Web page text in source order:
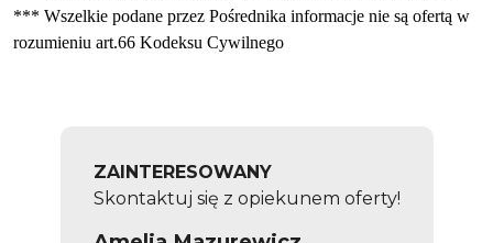
*** Wszelkie podane przez Pośrednika informacje nie są ofertą w
rozumieniu art.66 Kodeksu Cywilnego
ZAINTERESOWANY
Skontaktuj się z opiekunem oferty!